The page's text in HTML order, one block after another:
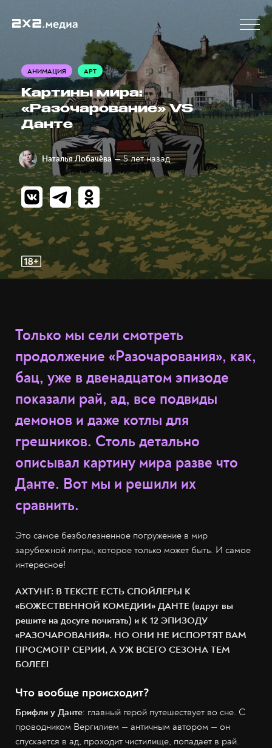
АНИМАЦИЯ АРТ
Картины мира:
«Разочарование» VS
Данте
Наталья Лобачёва — 5 лет назад
Только мы сели смотреть
продолжение «Разочарования», как,
бац, уже в двенадцатом эпизоде
показали рай, ад, все подвиды
демонов и даже котлы для
грешников. Столь детально
описывал картину мира разве что
Данте. Вот мы и решили их
сравнить.
Это самое безболезненное погружение в мир
зарубежной литры, которое только может быть. И самое
интересное!
АХТУНГ: В ТЕКСТЕ ЕСТЬ СПОЙЛЕРЫ К
«БОЖЕСТВЕННОЙ КОМЕДИИ» ДАНТЕ (вдруг вы
решите на досуге почитать) и К 12 ЭПИЗОДУ
«РАЗОЧАРОВАНИЯ». НО ОНИ НЕ ИСПОРТЯТ ВАМ
ПРОСМОТР СЕРИИ, А УЖ ВСЕГО СЕЗОНА ТЕМ
БОЛЕЕ!
Что вообще происходит?
Брифли у Данте: главный герой путешествует во сне. С
проводником Вергилием — античным автором — он
спускается в ад, проходит чистилище, попадает в рай.